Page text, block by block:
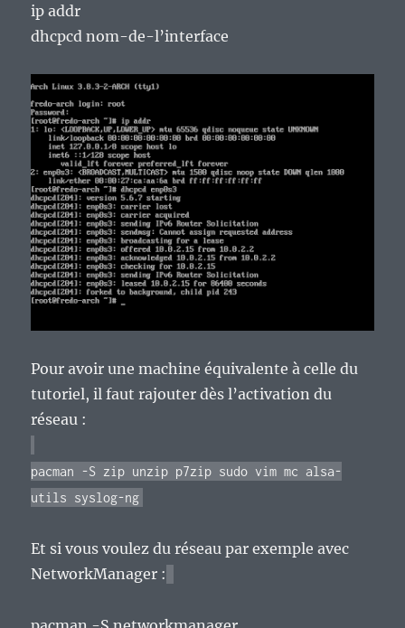
ip addr
dhcpcd nom-de-l’interface
Pour avoir une machine équivalente à celle du
tutoriel, il faut rajouter dès l’activation du
réseau :
pacman -S zip unzip p7zip sudo vim mc alsa-
utils syslog-ng
Et si vous voulez du réseau par exemple avec
NetworkManager :